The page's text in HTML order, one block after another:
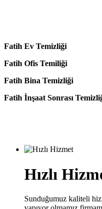
Fatih Ev Temizliği
Fatih Ofis Temiliği
Fatih Bina Temizliği
Fatih İnşaat Sonrası
Hızlı
Sunduğumuz kaliteli